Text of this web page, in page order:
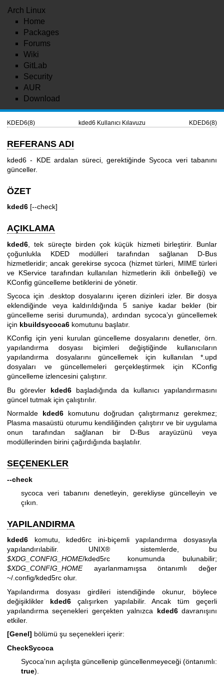
Arch Linux
Home
Packages
Forums
Wiki
GitLab
Security
AUR
Download
KDED6(8) kded6 Kullanıcı Kılavuzu KDED6(8)
REFERANS ADI
kded6 - KDE ardalan süreci, gerektiğinde Sycoca veri tabanını
günceller.
ÖZET
kded6 [--check]
AÇIKLAMA
kded6 , tek süreçte birden çok küçük hizmeti birleştirir. Bunlar
çoğunlukla KDED modülleri tarafından sağlanan D-Bus
hizmetleridir; ancak gerekirse sycoca (hizmet türleri, MIME türleri
ve KService tarafından kullanılan hizmetlerin ikili önbelleği) ve
KConfig güncelleme betiklerini de yönetir.
Sycoca için .desktop dosyalarını içeren dizinleri izler. Bir dosya
eklendiğinde veya kaldırıldığında 5 saniye kadar bekler (bir
güncelleme serisi durumunda), ardından sycoca’yı güncellemek
için kbuildsycoca6 komutunu başlatır.
KConfig için yeni kurulan güncelleme dosyalarını denetler, örn.
yapılandırma dosyası biçimleri değiştiğinde kullanıcıların
yapılandırma dosyalarını güncellemek için kullanılan *.upd
dosyaları ve güncellemeleri gerçekleştirmek için KConfig
güncelleme izlencesini çalıştırır.
Bu görevler kded6başladığında da kullanıcı yapılandırmasını
güncel tutmak için çalıştırılır.
Normalde kded6komutunu doğrudan çalıştırmanız gerekmez;
Plasma masaüstü oturumu kendiliğinden çalıştırır ve bir uygulama
onun tarafından sağlanan bir D-Bus arayüzünü veya
modüllerinden birini çağırdığında başlatılır.
SEÇENEKLER
--check
sycoca veri tabanını denetleyin, gerekliyse güncelleyin ve
çıkın.
YAPILANDIRMA
kded6 komutu, kded6rc ini-biçemli yapılandırma dosyasıyla
yapılandırılabilir. UNIX® sistemlerde, bu
$XDG_CONFIG_HOME/kded5rc konumunda bulunabilir;
$XDG_CONFIG_HOMEayarlanmamışsa öntanımlı değer
~/.config/kded5rc olur.
Yapılandırma dosyası girdileri istendiğinde okunur, böylece
değişiklikler kded6çalışırken yapılabilir. Ancak tüm geçerli
yapılandırma seçenekleri gerçekten yalnızca kded6davranışını
etkiler.
[Genel] bölümü şu seçenekleri içerir:
CheckSycoca
Sycoca’nın açılışta güncellenip güncellenmeyeceği (öntanımlı:
true).